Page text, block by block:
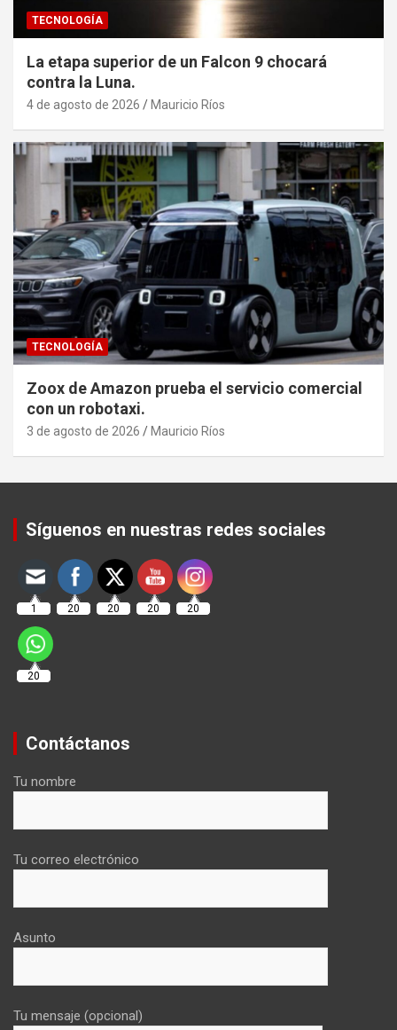
TECNOLOGÍA
La etapa superior de un Falcon 9 chocará
contra la Luna.
4 de agosto de 2026 Mauricio Ríos
TECNOLOGÍA
Zoox de Amazon prueba el servicio comercial
con un robotaxi.
3 de agosto de 2026 Mauricio Ríos
Síguenos en nuestras redes sociales
1 20 20 20 20
20
Contáctanos
Tu nombre
Tu correo electrónico
Asunto
Tu mensaje (opcional)